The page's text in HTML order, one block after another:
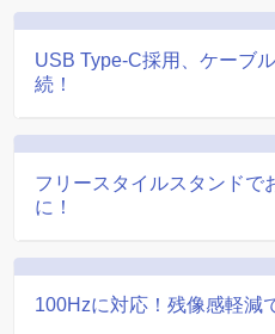
USB Type-C採用、ケーブ
続！
フリースタイルスタンドで
に！
100Hzに対応！残像感軽減